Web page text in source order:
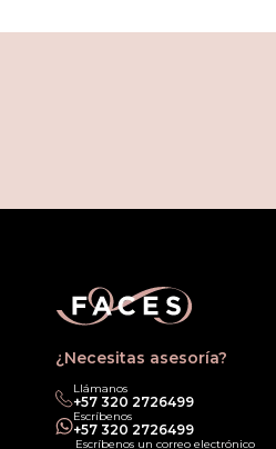
¿Necesitas asesoría?
Llámanos
‎+57 320 2726499
Escríbenos
‎+57 320 2726499
Escríbenos un correo electrónico